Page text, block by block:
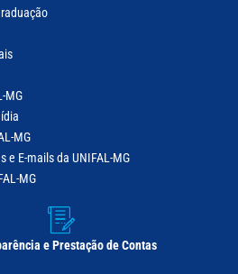
MG
MG
e E-mails da UNIFAL-MG
MG
e Prestação de Contas